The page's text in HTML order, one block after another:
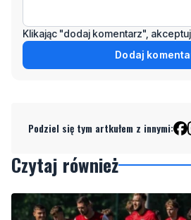
Klikając "dodaj komentarz",
Dodaj
Podziel się tym artkułem z innymi:
Czytaj również